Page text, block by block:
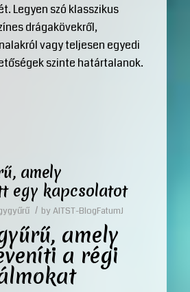
Legyen szó klasszikus
drágakövekről,
vagy teljesen egyedi
szinte határtalanok.
amely
egy kapcsolatot
/ by AITST-BlogFatumJ
amely
a régi